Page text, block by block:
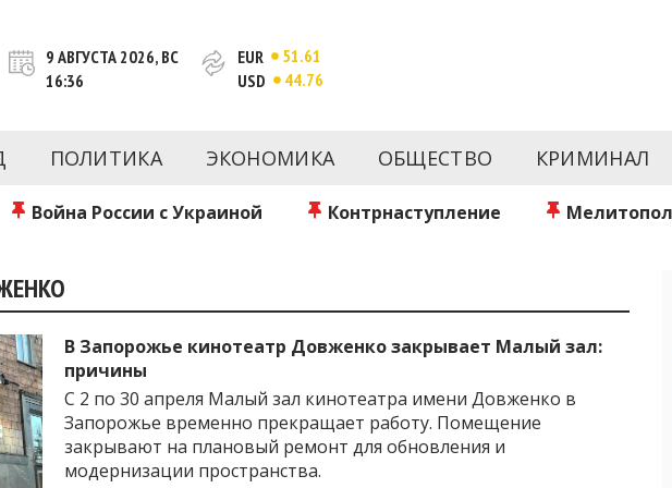
информационный портал и сайт новостей города Запорожья. Каждый
и Запорожской области за день. Информация и персоны Запорожья.
о событиях города Запорожья и области.
9 АВГУСТА 2026, ВС
16:36
EUR
51.61
USD
44.76
ПОЛИТИКА ЭКОНОМИКА ОБЩЕСТВО КРИМИНАЛ
Война России с Украиной Контрнаступление
В Запорожье кинотеатр Довженко закрывает Малый зал:
причины
С 2 по 30 апреля Малый зал кинотеатра имени Довженко в
Запорожье временно прекращает работу. Помещение
закрывают на плановый ремонт для обновления и
модернизации пространства.